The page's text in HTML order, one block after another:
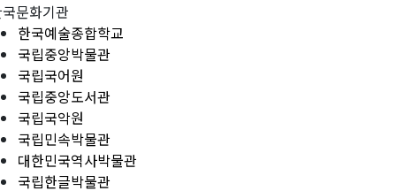
문화기관
한국예술종합학교
국립중앙박물관
국립국어원
국립중앙도서관
국립국악원
국립민속박물관
대한민국역사박물관
국립한글박물관